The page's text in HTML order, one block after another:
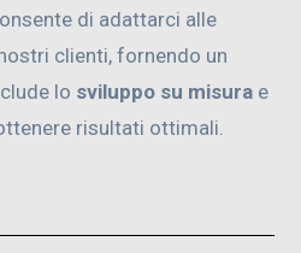
di adattarci alle
clienti, fornendo un
lo sviluppo su misura e
risultati ottimali.